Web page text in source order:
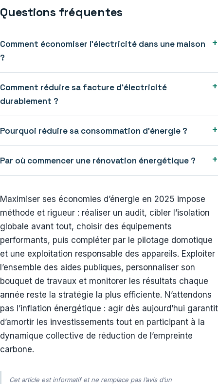
Questions fréquentes
Comment économiser l’électricité dans une maison
?
+
Comment réduire sa facture d’électricité
durablement ?
+
Pourquoi réduire sa consommation d’énergie ? +
Par où commencer une rénovation énergétique ? +
Maximiser ses économies d’énergie en 2025 impose
méthode et rigueur : réaliser un audit, cibler l’isolation
globale avant tout, choisir des équipements
performants, puis compléter par le pilotage domotique
et une exploitation responsable des appareils. Exploiter
l’ensemble des aides publiques, personnaliser son
bouquet de travaux et monitorer les résultats chaque
année reste la stratégie la plus efficiente. N’attendons
pas l’inflation énergétique : agir dès aujourd’hui garantit
d’amortir les investissements tout en participant à la
dynamique collective de réduction de l’empreinte
carbone.
Cet article est informatif et ne remplace pas l’avis d’un